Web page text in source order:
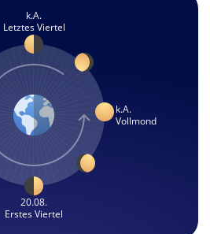
k.A.
Letztes Viertel
k.A.
Vollmond
20.08.
Erstes Viertel